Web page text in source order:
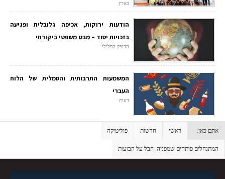
בארץ
הודעות ירוקות, אכיפה גלובלית ופגיעה
בזכויות יסוד – מבט משפטי ביקורתי
הדופק הפלילי
המשמעות התרבותית והסמלית של הלוח
העברי
דעות
אתם כאן: ראשי חדשות פוליטיקה
המתנחלים פותחים שמפניה. חבל על הבועות